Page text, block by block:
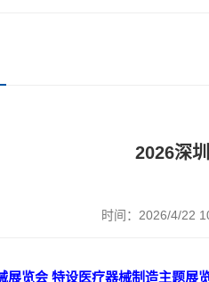
2026深
时间：2026/4/22
展览会 特设医疗器械制造主题